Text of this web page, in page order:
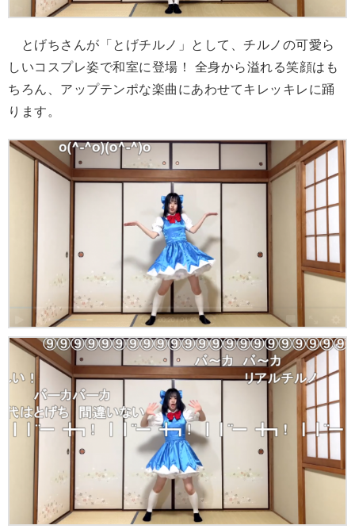
とげちさんが「とげチルノ」として、チルノの可愛ら
しいコスプレ姿で和室に登場！ 全身から溢れる笑顔はも
ちろん、アップテンポな楽曲にあわせてキレッキレに踊
ります。